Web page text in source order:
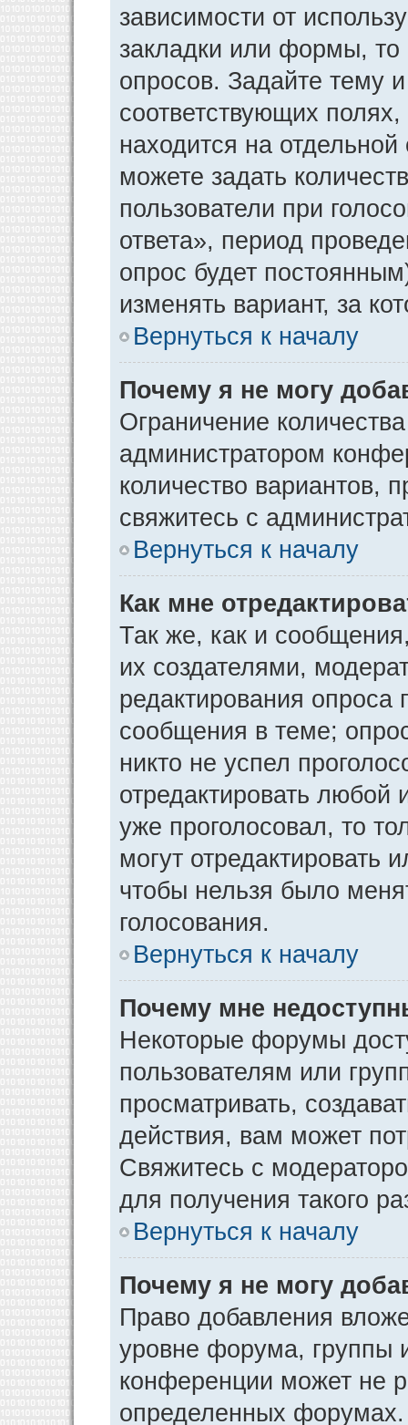
зависимости от
закладки или формы, то
опросов. Задайте тему
соответствующих
находится на
можете задать
пользователи при
ответа», период
опрос будет
изменять вариант, за
Вернуться к началу
Почему я не могу
Ограничение
администратором
количество вариантов,
свяжитесь с
Вернуться к началу
Как мне
Так же, как и
их создателями,
редактирования опроса
сообщения в теме;
никто не успел
отредактировать любой
уже проголосовал, то
могут отредактировать
чтобы нельзя было
голосования.
Вернуться к началу
Почему мне
Некоторые форумы
пользователям или
просматривать,
действия, вам может
Свяжитесь с
для получения такого
Вернуться к началу
Почему я не могу
Право добавления
уровне форума, группы
конференции может не
определенных